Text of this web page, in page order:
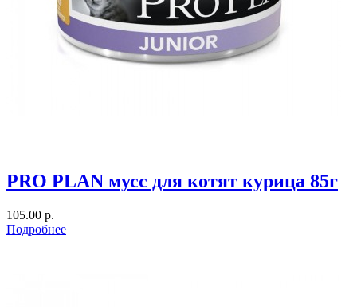
PRO PLAN мусс для котят курица 85г
105.00 р.
Подробнее